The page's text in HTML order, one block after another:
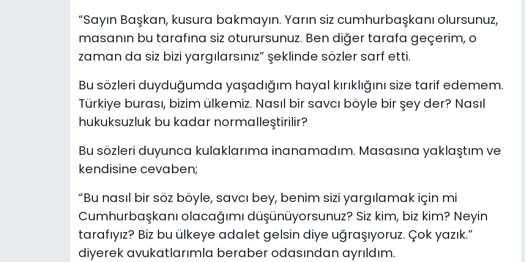
“Sayın Başkan, kusura bakmayın. Yarın siz cumhurbaşkanı olursunuz,
masanın bu tarafına siz oturursunuz. Ben diğer tarafa geçerim, o
zaman da siz bizi yargılarsınız” şeklinde sözler sarf etti.
Bu sözleri duyduğumda yaşadığım hayal kırıklığını size tarif edemem.
Türkiye burası, bizim ülkemiz. Nasıl bir savcı böyle bir şey der? Nasıl
hukuksuzluk bu kadar normalleştirilir?
Bu sözleri duyunca kulaklarıma inanamadım. Masasına yaklaştım ve
kendisine cevaben;
“Bu nasıl bir söz böyle, savcı bey, benim sizi yargılamak için mi
Cumhurbaşkanı olacağımı düşünüyorsunuz? Siz kim, biz kim? Neyin
tarafıyız? Biz bu ülkeye adalet gelsin diye uğraşıyoruz. Çok yazık.”
diyerek avukatlarımla beraber odasından ayrıldım.